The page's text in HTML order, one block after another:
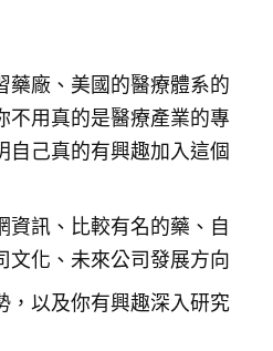
藥廠、美國的醫療體系的
不用真的是醫療產業的專
自己真的有興趣加入這個
資訊、比較有名的藥、自
文化、未來公司發展方向
，以及你有興趣深入研究